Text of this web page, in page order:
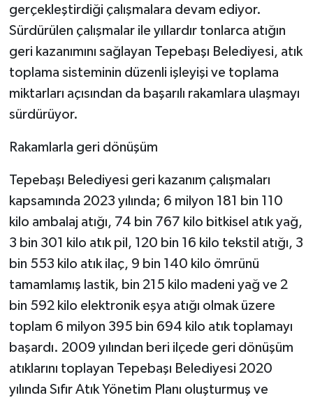
gerçekleştirdiği çalışmalara devam ediyor.
Sürdürülen çalışmalar ile yıllardır tonlarca atığın
geri kazanımını sağlayan Tepebaşı Belediyesi, atık
toplama sisteminin düzenli işleyişi ve toplama
miktarları açısından da başarılı rakamlara ulaşmayı
sürdürüyor.
Rakamlarla geri dönüşüm
Tepebaşı Belediyesi geri kazanım çalışmaları
kapsamında 2023 yılında; 6 milyon 181 bin 110
kilo ambalaj atığı, 74 bin 767 kilo bitkisel atık yağ,
3 bin 301 kilo atık pil, 120 bin 16 kilo tekstil atığı, 3
bin 553 kilo atık ilaç, 9 bin 140 kilo ömrünü
tamamlamış lastik, bin 215 kilo madeni yağ ve 2
bin 592 kilo elektronik eşya atığı olmak üzere
toplam 6 milyon 395 bin 694 kilo atık toplamayı
başardı. 2009 yılından beri ilçede geri dönüşüm
atıklarını toplayan Tepebaşı Belediyesi 2020
yılında Sıfır Atık Yönetim Planı oluşturmuş ve